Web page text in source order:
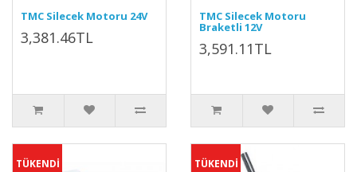
TMC Silecek Motoru 24V
3,381.46TL
TMC Silecek Motoru
Braketli 12V
3,591.11TL
TÜKENDİ TÜKENDİ